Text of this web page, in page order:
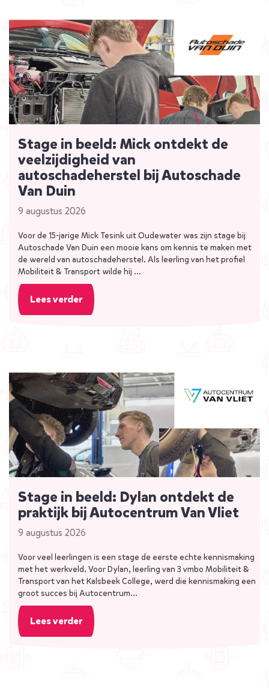
Stage in beeld: Mick ontdekt de
veelzijdigheid van
autoschadeherstel bij Autoschade
Van Duin
9 augustus 2026
Voor de 15-jarige Mick Tesink uit Oudewater was zijn stage bij
Autoschade Van Duin een mooie kans om kennis te maken met
de wereld van autoschadeherstel. Als leerling van het profiel
Mobiliteit & Transport wilde hij …
Lees verder
Stage in beeld: Dylan ontdekt de
praktijk bij Autocentrum Van Vliet
9 augustus 2026
Voor veel leerlingen is een stage de eerste echte kennismaking
met het werkveld. Voor Dylan, leerling van 3 vmbo Mobiliteit &
Transport van het Kalsbeek College, werd die kennismaking een
groot succes bij Autocentrum…
Lees verder